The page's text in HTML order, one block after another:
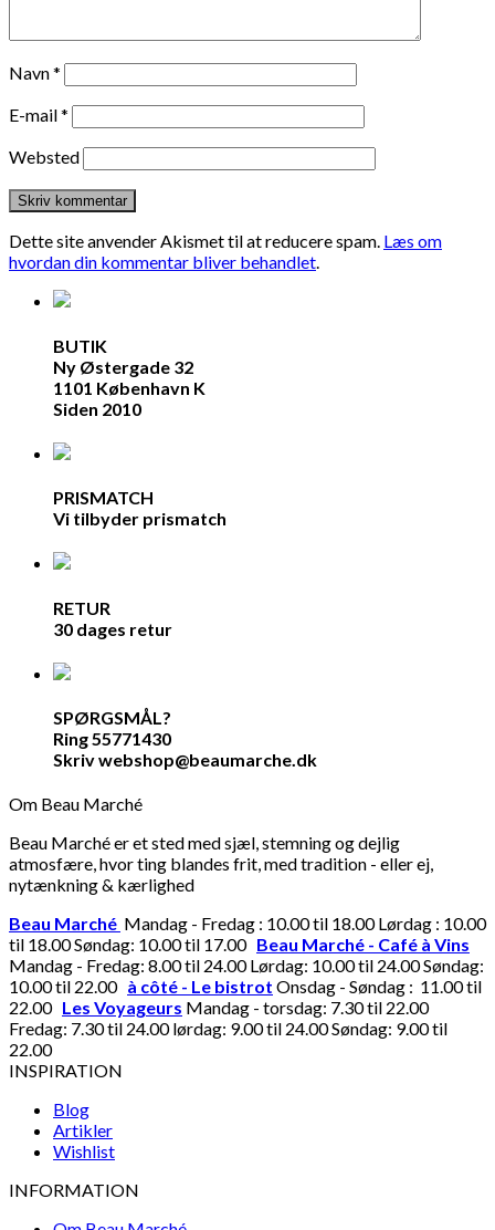
Navn*
E-mail*
Websted
Dette site anvender Akismet til at reducere spam. Læs om
hvordan din kommentar bliver behandlet.
BUTIK
Ny Østergade 32
1101 København K
Siden 2010
PRISMATCH
Vi tilbyder prismatch
RETUR
30 dages retur
SPØRGSMÅL?
Ring 55771430
Skriv webshop@beaumarche.dk
Om Beau Marché
Beau Marché er et sted med sjæl, stemning og dejlig
atmosfære, hvor ting blandes frit, med tradition - eller ej,
nytænkning & kærlighed
Beau Marché Mandag - Fredag : 10.00 til 18.00 Lørdag : 10.00
til 18.00 Søndag: 10.00 til 17.00 Beau Marché - Café à Vins
Mandag - Fredag: 8.00 til 24.00 Lørdag: 10.00 til 24.00 Søndag:
10.00 til 22.00 à côté - Le bistrot Onsdag - Søndag : 11.00 til
22.00 Les Voyageurs Mandag - torsdag: 7.30 til 22.00
Fredag: 7.30 til 24.00 lørdag: 9.00 til 24.00 Søndag: 9.00 til
22.00
INSPIRATION
Blog
Artikler
Wishlist
INFORMATION